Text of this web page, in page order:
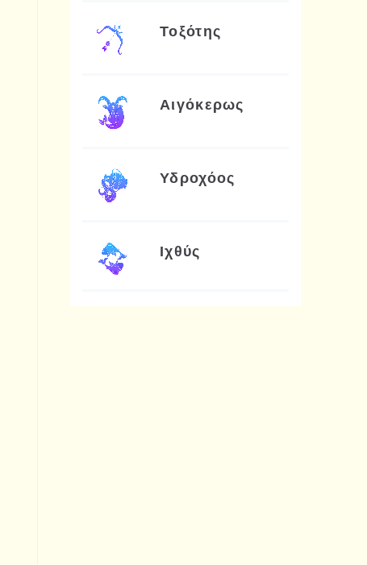
Τοξότης
Αιγόκερως
Υδροχόος
Ιχθύς